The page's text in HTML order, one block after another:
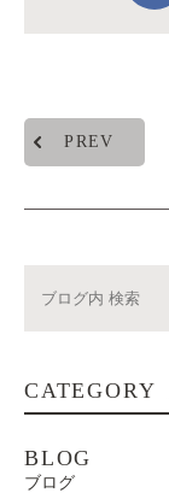
PREV
CATEGORY
BLOG
ブログ